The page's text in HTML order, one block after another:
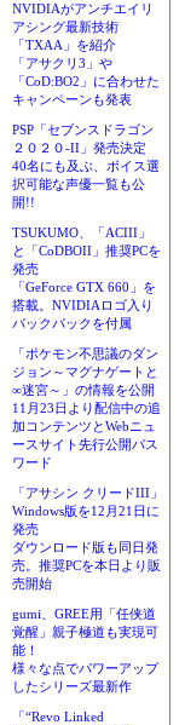
NVIDIAがアンチエイリ
アシング最新技術
「TXAA」を紹介
「アサクリ3」や
「CoD:BO2」に合わせた
キャンペーンも発表
PSP「セブンスドラゴン
２０２０-II」発売決定
40名にも及ぶ、ボイス選
択可能な声優一覧も公
開!!
TSUKUMO、「ACIII」
と「CoDBOII」推奨PCを
発売
「GeForce GTX 660」を
搭載。NVIDIAロゴ入り
バックパックを付属
「ポケモン不思議のダン
ジョン～マグナゲートと
∞迷宮～」の情報を公開
11月23日より配信中の追
加コンテンツとWebニュ
ースサイト先行公開パス
ワード
「アサシン クリードIII」
Windows版を12月21日に
発売
ダウンロード版も同日発
売。推奨PCを本日より販
売開始
gumi、GREE用「任侠道
覚醒」親子極道も実現可
能！
様々な点でパワーアップ
したシリーズ最新作
「“Revo Linked